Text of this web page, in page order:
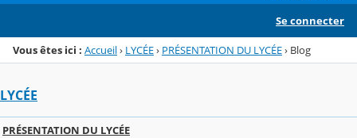
Se connecter
Vous êtes ici : Accueil› LYCÉE› PRÉSENTATION DU LYCÉE› Blog
LYCÉE
PRÉSENTATION DU LYCÉE